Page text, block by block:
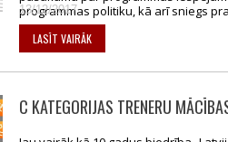
programmas politiku, kā arī sniegs
13/12/2017
LASĪT VAIRĀK
C KATEGORIJAS TRENERU